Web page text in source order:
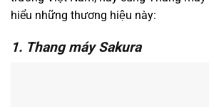
hiểu những thương hiệu này:
1. Thang máy Sakura